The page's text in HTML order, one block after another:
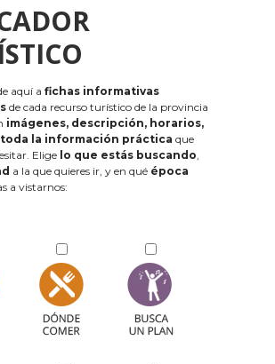
aquí a fichas informativas
de cada recurso turístico de la provincia
imágenes, descripción, horarios,
la información práctica que
Elige lo que estás buscando,
a la que quieres ir, y en qué época
a vistarnos: